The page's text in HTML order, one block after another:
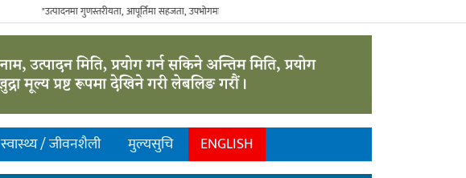
"उत्पादनमा गुणस्तरीयता, आपूर्तिमा सहजता, उपभोगमा विवेकशीलता" - The Sustainable Consumer.
स्वास्थ्य / जीवनशैली मुल्यसुचि ENGLISH